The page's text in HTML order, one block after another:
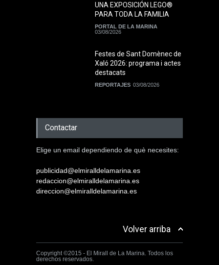
UNA EXPOSICIÓN LEGO®
PARA TODA LA FAMILIA
PORTAL DE LA MARINA
03/08/2026
Festes de Sant Domènec de
Xaló 2026: programa i actes
destacats
REPORTAJES 03/08/2026
Contactar
Elige un email dependiendo de què necesites:
publicidad@elmiralldelamarina.es
redaccion@elmiralldelamarina.es
direccion@elmiralldelamarina.es
Volver arriba
Copyright ©2015 - El Mirall de La Marina. Todos los
derechos reservados.